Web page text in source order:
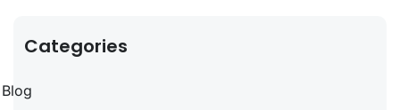
Categories
Blog